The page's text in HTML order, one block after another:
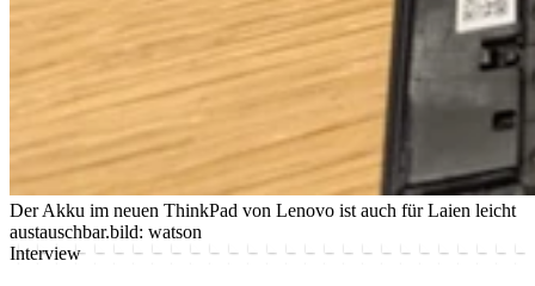
Der Akku im neuen ThinkPad von Lenovo ist auch für Laien leicht
austauschbar.bild: watson
Interview